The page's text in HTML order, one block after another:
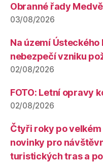
Obranné řady
03/08/2026
Na území
nebezpečí vzniku
02/08/2026
FOTO: Letní opravy
02/08/2026
Čtyři roky po
novinky pro
turistických tras a